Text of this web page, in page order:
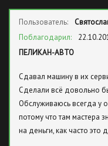
Пользователь:
Поблагодарил:
ПЕЛИКАН-АВТО
Сдавал машину в их
Сделали всё довольно
Обслуживаюсь всегда у
потому что там мастера
на деньги, как часто это